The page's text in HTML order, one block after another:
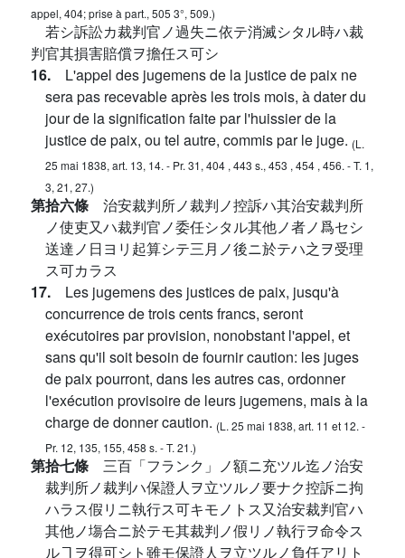
appel, 404; prise à part., 505 3°, 509.)
若シ訴訟カ裁判官ノ過失ニ依テ消滅シタル時ハ裁
判官其損害賠償ヲ擔任ス可シ
16. L'appel des jugemens de la justice de paix ne
sera pas recevable après les trois mois, à dater du
jour de la signification faite par l'huissier de la
justice de paix, ou tel autre, commis par le juge. (L.
25 mai 1838, art. 13, 14. - Pr. 31, 404 , 443 s., 453 , 454 , 456. - T. 1,
3, 21, 27.)
第拾六條 治安裁判所ノ裁判ノ控訴ハ其治安裁判所
ノ使吏又ハ裁判官ノ委任シタル其他ノ者ノ爲セシ
送達ノ日ヨリ起算シテ三月ノ後ニ於テハ之ヲ受理
ス可カラス
17. Les jugemens des justices de paix, jusqu'à
concurrence de trois cents francs, seront
exécutoires par provision, nonobstant l'appel, et
sans qu'il soit besoin de fournir caution: les juges
de paix pourront, dans les autres cas, ordonner
l'exécution provisoire de leurs jugemens, mais à la
charge de donner caution. (L. 25 mai 1838, art. 11 et 12. -
Pr. 12, 135, 155, 458 s. - T. 21.)
第拾七條 三百「フランク」ノ額ニ充ツル迄ノ治安
裁判所ノ裁判ハ保證人ヲ立ツルノ要ナク控訴ニ拘
ハラス假リニ執行ス可キモノトス又治安裁判官ハ
其他ノ塲合ニ於テモ其裁判ノ假リノ執行ヲ命令ス
ルヿヲ得可シト雖モ保證人ヲ立ツルノ負任アリト